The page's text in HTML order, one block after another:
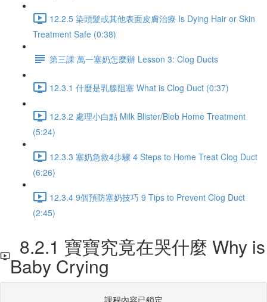
12.2.5 染頭髮或其他表面皮膚治療 Is Dying Hair or Skin
Treatment Safe (0:38)
第三課 萬一塞奶怎麼辦 Lesson 3: Clog Ducts
12.3.1 什麼是乳腺阻塞 What is Clog Duct (0:37)
12.3.2 處理小白點 Milk Blister/Bleb Home Treatment
(5:24)
12.3.3 塞奶急救4步驟 4 Steps to Home Treat Clog Duct
(6:26)
12.3.4 9個預防塞奶技巧 9 Tips to Prevent Clog Duct
(2:45)
8.2.1 寶寶究竟在哭什麼 Why is
Baby Crying
課程內容已鎖定